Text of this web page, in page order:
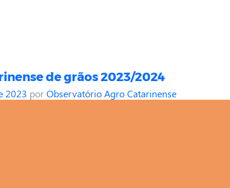
de grãos 2023/2024
2023 porObservatório Agro Catarinense